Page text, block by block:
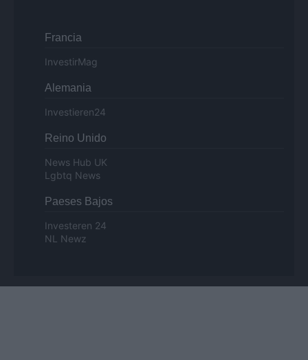
Francia
InvestirMag
Alemania
Investieren24
Reino Unido
News Hub UK
Lgbtq News
Paeses Bajos
Investeren 24
NL Newz